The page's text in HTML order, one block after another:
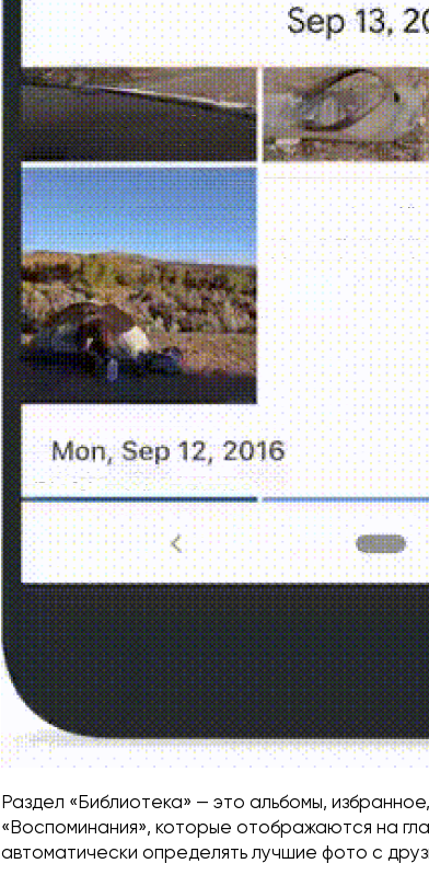
Раздел «Библиотека» — это альбомы,
«Воспоминания», которые отображаются на
автоматически определять лучшие фото с